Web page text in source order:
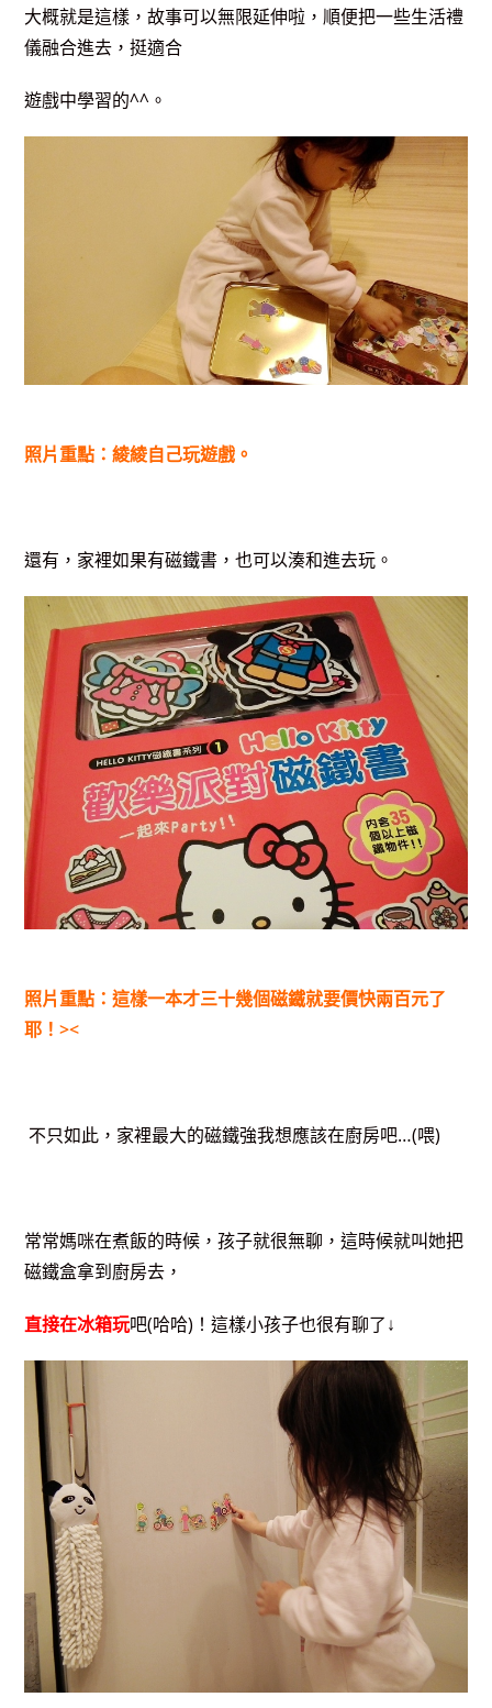
大概就是這樣，故事可以無限延伸啦，順便把一些生活禮
儀融合進去，挺適合
遊戲中學習的^^。
照片重點：綾綾自己玩遊戲。
還有，家裡如果有磁鐵書，也可以湊和進去玩。
照片重點：這樣一本才三十幾個磁鐵就要價快兩百元了
耶！><
不只如此，家裡最大的磁鐵強我想應該在廚房吧…(喂)
常常媽咪在煮飯的時候，孩子就很無聊，這時候就叫她把
磁鐵盒拿到廚房去，
直接在冰箱玩吧(哈哈)！這樣小孩子也很有聊了↓